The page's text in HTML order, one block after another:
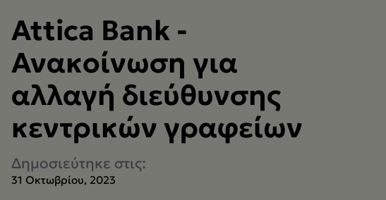
Attica Bank -
Ανακοίνωση για
αλλαγή διεύθυνσης
κεντρικών γραφείων
Δημοσιεύτηκε στις:
31 Οκτωβρίου, 2023